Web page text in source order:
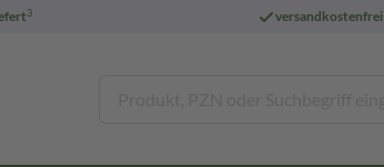
3 versandkostenfrei